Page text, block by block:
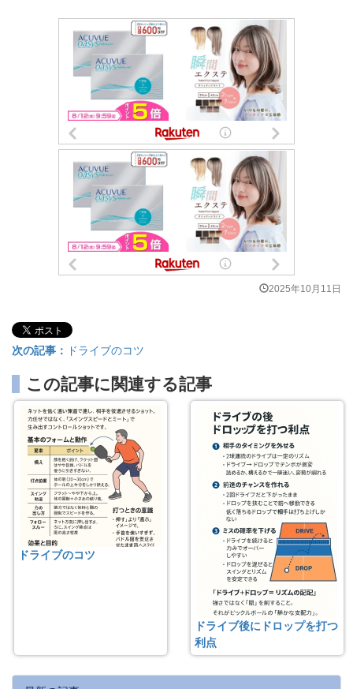
2025年10月11日
次の記事： ドライブのコツ
この記事に関連する記事
ドライブのコツ
ドライブ後にドロップを打つ
利点